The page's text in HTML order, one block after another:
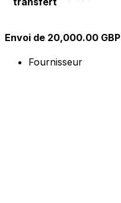
Envoi de 20,000.00 GBP
Fournisseur